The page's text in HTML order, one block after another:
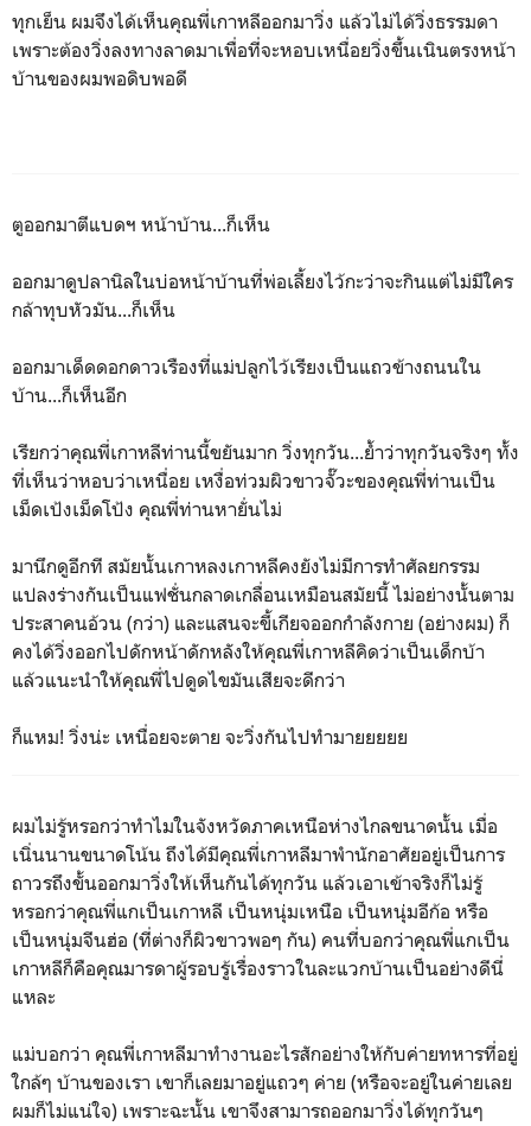
ทุกเย็น ผมจึงได้เห็นคุณพี่เกาหลีออกมาวิ่ง แล้วไม่ได้วิ่งธรรมดา
เพราะต้องวิ่งลงทางลาดมาเพื่อที่จะหอบเหนื่อยวิ่งขึ้นเนินตรงหน้า
บ้านของผมพอดิบพอดี
ตูออกมาตีแบดฯ หน้าบ้าน...ก็เห็น
ออกมาดูปลานิลในบ่อหน้าบ้านที่พ่อเลี้ยงไว้กะว่าจะกินแต่ไม่มีใคร
กล้าทุบหัวมัน...ก็เห็น
ออกมาเด็ดดอกดาวเรืองที่แม่ปลูกไว้เรียงเป็นแถวข้างถนนใน
บ้าน...ก็เห็นอีก
เรียกว่าคุณพี่เกาหลีท่านนี้ขยันมาก วิ่งทุกวัน...ย้ำว่าทุกวันจริงๆ ทั้ง
ที่เห็นว่าหอบว่าเหนื่อย เหงื่อท่วมผิวขาวจั๊วะของคุณพี่ท่านเป็น
เม็ดเป้งเม็ดโป้ง คุณพี่ท่านหายั่นไม่
มานึกดูอีกที สมัยนั้นเกาหลงเกาหลีคงยังไม่มีการทำศัลยกรรม
แปลงร่างกันเป็นแฟชั่นกลาดเกลื่อนเหมือนสมัยนี้ ไม่อย่างนั้นตาม
ประสาคนอ้วน (กว่า) และแสนจะขี้เกียจออกกำลังกาย (อย่างผม) ก็
คงได้วิ่งออกไปดักหน้าดักหลังให้คุณพี่เกาหลีคิดว่าเป็นเด็กบ้า
แล้วแนะนำให้คุณพี่ไปดูดไขมันเสียจะดีกว่า
ก็แหม! วิ่งน่ะ เหนื่อยจะตาย จะวิ่งกันไปทำมายยยยย
ผมไม่รู้หรอกว่าทำไมในจังหวัดภาคเหนือห่างไกลขนาดนั้น เมื่อ
เนิ่นนานขนาดโน้น ถึงได้มีคุณพี่เกาหลีมาพำนักอาศัยอยู่เป็นการ
ถาวรถึงขั้นออกมาวิ่งให้เห็นกันได้ทุกวัน แล้วเอาเข้าจริงก็ไม่รู้
หรอกว่าคุณพี่แกเป็นเกาหลี เป็นหนุ่มเหนือ เป็นหนุ่มอีก้อ หรือ
เป็นหนุ่มจีนฮ่อ (ที่ต่างก็ผิวขาวพอๆ กัน) คนที่บอกว่าคุณพี่แกเป็น
เกาหลีก็คือคุณมารดาผู้รอบรู้เรื่องราวในละแวกบ้านเป็นอย่างดีนี่
แหละ
แม่บอกว่า คุณพี่เกาหลีมาทำงานอะไรสักอย่างให้กับค่ายทหารที่อยู่
ใกล้ๆ บ้านของเรา เขาก็เลยมาอยู่แถวๆ ค่าย (หรือจะอยู่ในค่ายเลย
ผมก็ไม่แน่ใจ) เพราะฉะนั้น เขาจึงสามารถออกมาวิ่งได้ทุกวันๆ